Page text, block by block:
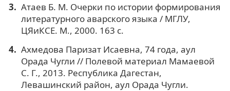
Атаев Б. М. Очерки по истории формирования
литературного аварского языка / МГЛУ,
ЦЯиКСЕ. М., 2000. 163 с.
Ахмедова Паризат Исаевна, 74 года, аул
Орада Чугли // Полевой материал Мамаевой
С. Г., 2013. Республика Дагестан,
Левашинский район, аул Орада Чугли.